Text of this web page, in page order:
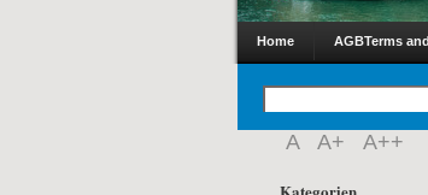
Home AGBTerms
A A+ A++